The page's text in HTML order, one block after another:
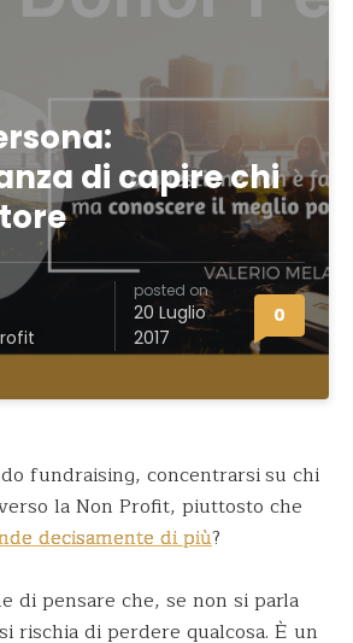
di capire chi
posted on
20 Luglio
2017
0
fundraising, concentrarsisu chi
la Non Profit, piuttosto che
decisamente di più?
di pensare che, se non si parla
rischia di perdere qualcosa. È un